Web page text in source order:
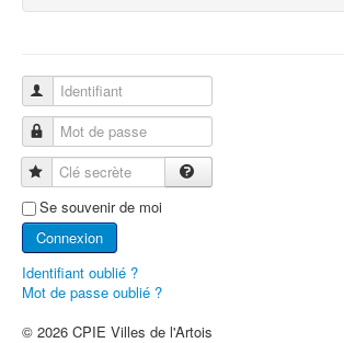
Identifiant
Mot de passe
Clé secrète
Se souvenir de moi
Connexion
Identifiant oublié ?
Mot de passe oublié ?
© 2026 CPIE Villes de l'Artois